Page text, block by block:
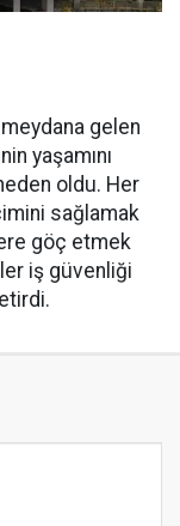
meydana gelen
yaşamını
oldu. Her
sağlamak
göç etmek
iş güvenliği